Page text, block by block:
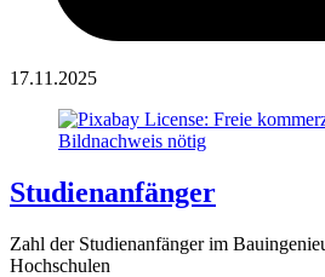
17.11.2025
Studienanfänger
Zahl der Studienanfänger im
Hochschulen